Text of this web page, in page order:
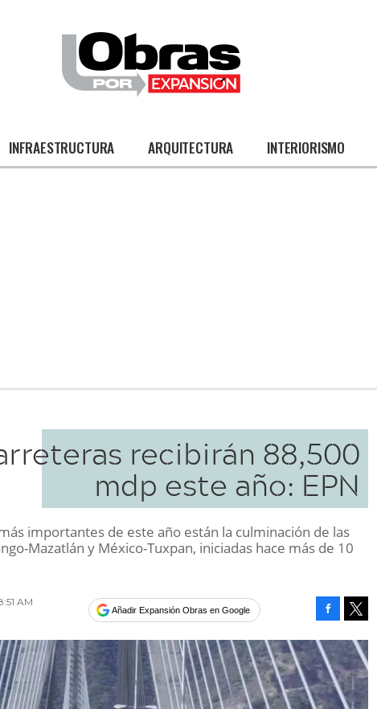
INFRAESTRUCTURA ARQUITECTURA INTERIORISMO
recibirán 88,500
mdp este año: EPN
importantes de este año están la culminación de las
Mazatlán y México-Tuxpan, iniciadas hace más de 10
AM
Añadir Expansión Obras en Google